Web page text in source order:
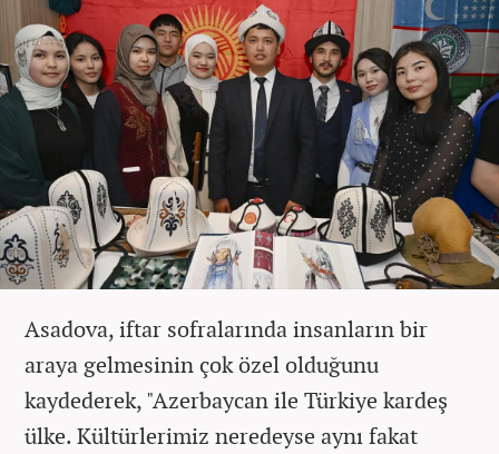
Asadova, iftar sofralarında insanların bir
araya gelmesinin çok özel olduğunu
kaydederek, "Azerbaycan ile Türkiye kardeş
ülke. Kültürlerimiz neredeyse aynı fakat